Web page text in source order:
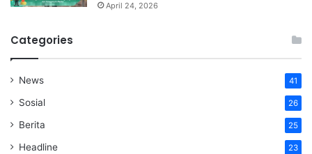
April 24, 2026
Categories
News 41
Sosial 26
Berita 25
Headline 23